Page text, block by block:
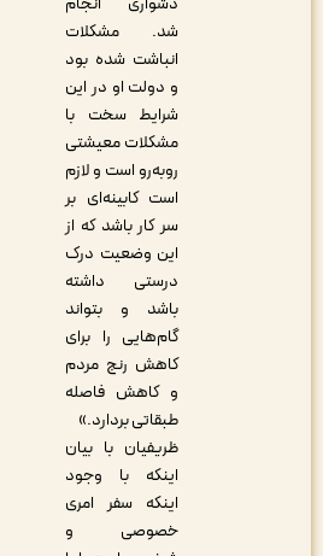
شد. مشکلات
انباشت شده بود
و دولت او در این
شرایط سخت با
مشکلات معیشتی
روبه‌رو است و لازم
است کابینه‌ای بر
سر کار باشد که از
این وضعیت درک
درستی داشته
باشد و بتواند
گام‌هایی را برای
کاهش رنج مردم
و کاهش فاصله
طبقاتی بردارد.»
ظریفیان با بیان
اینکه با وجود
اینکه سفر امری
خصوصی و